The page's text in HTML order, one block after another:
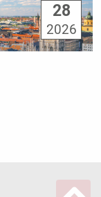
28
2026